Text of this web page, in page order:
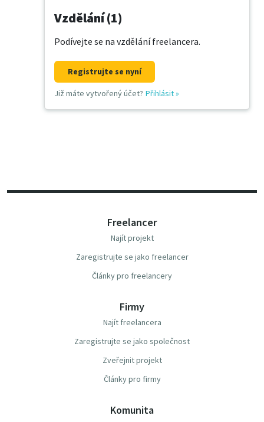
Vzdělání (1)
Podívejte se na vzdělání freelancera.
Registrujte se nyní
Již máte vytvořený účet? Přihlásit»
Freelancer
Najít projekt
Zaregistrujte se jako freelancer
Články pro freelancery
Firmy
Najít freelancera
Zaregistrujte se jako společnost
Zveřejnit projekt
Články pro firmy
Komunita